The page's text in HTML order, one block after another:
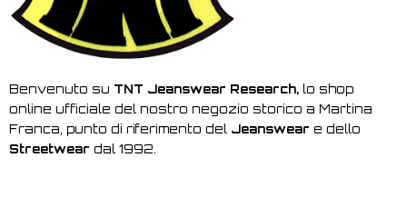
Benvenuto su TNT Jeanswear Research, lo shop
online ufficiale del nostro negozio storico a Martina
Franca, punto di riferimento del Jeanswear e dello
Streetwear dal 1992.